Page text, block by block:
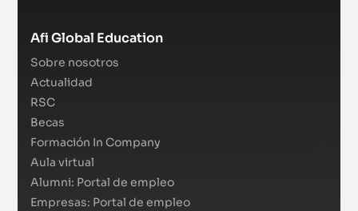
Afi Global Education
Sobre nosotros
Actualidad
RSC
Becas
Formación In Company
Aula virtual
Alumni: Portal de empleo
Empresas: Portal de empleo